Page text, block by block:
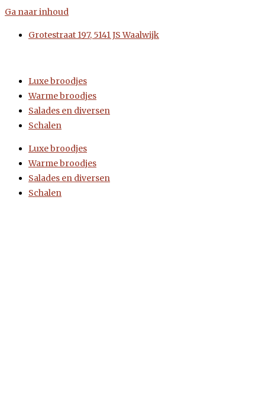
Ga naar inhoud
Grotestraat 197, 5141 JS Waalwijk
Luxe broodjes
Warme broodjes
Salades en diversen
Schalen
Luxe broodjes
Warme broodjes
Salades en diversen
Schalen